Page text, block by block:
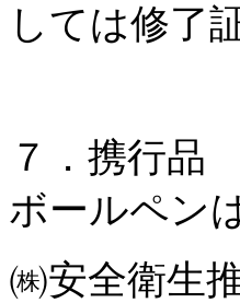
しては修了
７．携行品
ボールペン
㈱安全衛生